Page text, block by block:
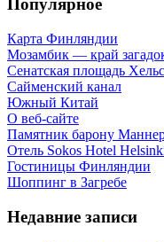
Популярное
Карта Финляндии
Мозамбик — край
Сенатская площадь
Сайменский канал
Южный Китай
О веб-сайте
Памятник барону
Отель Sokos Hotel
Гостиницы Финляндии
Шоппинг в Загребе
Недавние записи